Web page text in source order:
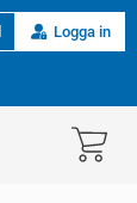
Logga in